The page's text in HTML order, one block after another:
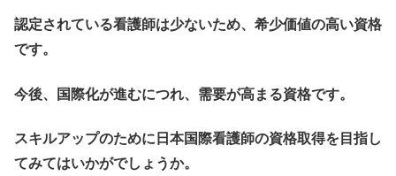
認定されている看護師は少ないため、希少価値の高い資格
です。
今後、国際化が進むにつれ、需要が高まる資格です。
スキルアップのために日本国際看護師の資格取得を目指し
てみてはいかがでしょうか。